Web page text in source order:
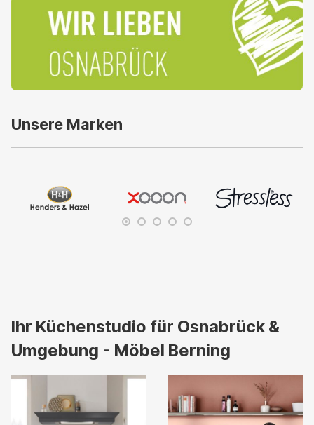
Unsere Marken
Ihr Küchenstudio für Osnabrück &
Umgebung - Möbel Berning